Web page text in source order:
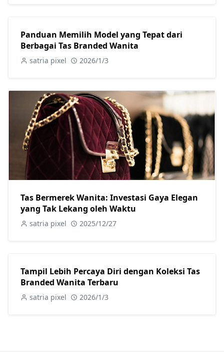
Panduan Memilih Model yang Tepat dari
Berbagai Tas Branded Wanita
satria pixel 2026/1/3
Tas Bermerek Wanita: Investasi Gaya Elegan
yang Tak Lekang oleh Waktu
satria pixel 2025/12/27
Tampil Lebih Percaya Diri dengan Koleksi Tas
Branded Wanita Terbaru
satria pixel 2026/1/3